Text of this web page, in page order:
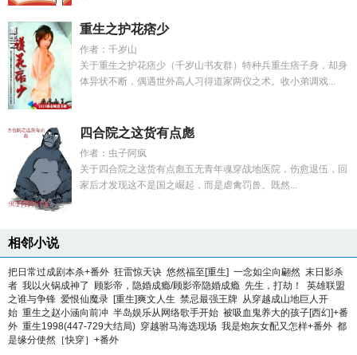
重生之护花痞少
作者：千岁山
关于重生之护花痞少（千岁山书友群）特种兵重生痞子身，却身
体异状不断，偶遇世外高人习得道家两仪之术。收小弟调戏...
四合院之这货有点彪
作者：虫子阿疯
关于四合院之这货有点彪五无青年魂穿战地医院，伤愈退伍，回
家后才发现这不是国之崛起，而是虐禽罚兽。既然...
相邻小说
把日常过成剧本杀+番外 狂雷惊天诀 悠然福至[重生] 一念如尘向翩然 末日影杀
者 我以火锅成神了 顾影帝，隐婚成瘾/顾影帝隐婚成瘾 先生，打劫！
英雄联盟
之谁与争锋 爱恨仙魔录 [重生]爽文人生 禁忌最强王牌 从穿越成山地巨人开
始 重生之赵小涵向前冲 半岛娱乐从网络歌手开始 被吸血鬼养大的孩子[西幻]+番
外 重生1998(447-729大结局) 穿越驸马海选现场 我是炮灰女配又怎样+番外 都
是缘分使然［快穿］+番外